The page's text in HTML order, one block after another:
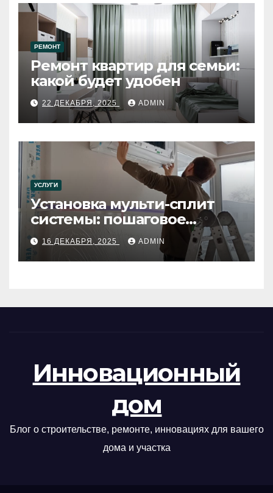
РЕМОНТ
Ремонт квартир для семьи:
какой будет удобен
22 ДЕКАБРЯ, 2025 ADMIN
УСЛУГИ
Установка мульти-сплит
системы: пошаговое
руководство
16 ДЕКАБРЯ, 2025 ADMIN
Инновационный
дом
Блог о строительстве, ремонте, инновациях для вашего
дома и участка